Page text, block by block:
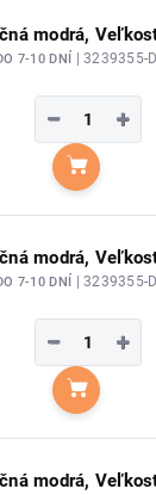
modrá,
7-10 DNÍ | 3239355-
+
−
Do
modrá,
7-10 DNÍ | 3239355-
+
−
Do
modrá,